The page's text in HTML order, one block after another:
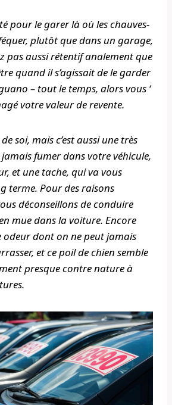
pour le garer là où les chauves-
plutôt que dans un garage,
pas aussi rétentif analement que
quand il s’agissait de le garder
– tout le temps, alors vous ‘
votre valeur de revente.
soi, mais c’est aussi une très
fumer dans votre véhicule,
et une tache, qui va vous
terme. Pour des raisons
déconseillons de conduire
mue dans la voiture. Encore
odeur dont on ne peut jamais
et ce poil de chien semble
presque contre nature à